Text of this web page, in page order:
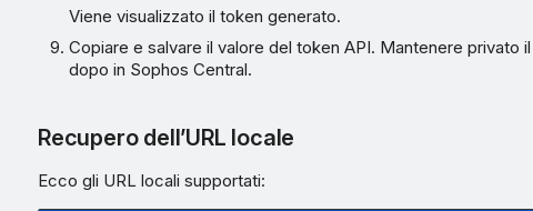
Viene visualizzato il token generato.
Copiare e salvare il valore del token API. Mantenere privato
dopo in Sophos Central.
Recupero dell’URL locale
Ecco gli URL locali supportati: